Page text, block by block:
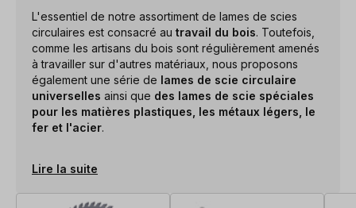
L'essentiel de notre assortiment de lames de scies
circulaires est consacré au travail du bois. Toutefois,
comme les artisans du bois sont régulièrement amenés
à travailler sur d'autres matériaux, nous proposons
également une série de lames de scie circulaire
universelles ainsi que des lames de scie spéciales
pour les matières plastiques, les métaux légers, le
fer et l'acier.
Lire la suite